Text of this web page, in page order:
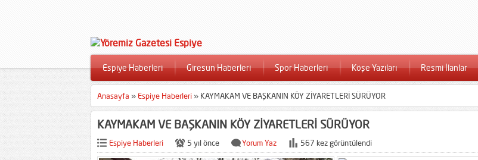
Espiye Haberleri Giresun Haberleri Spor Haberleri Köşe Yazıları Resmi İlanlar
Anasayfa » Espiye Haberleri » KAYMAKAM VE BAŞKANIN KÖY ZİYARETLERİ SÜRÜYOR
KAYMAKAM VE BAŞKANIN KÖY ZİYARETLERİ SÜRÜYOR
Espiye Haberleri 5 yıl önce Yorum Yaz 567 kez görüntülendi